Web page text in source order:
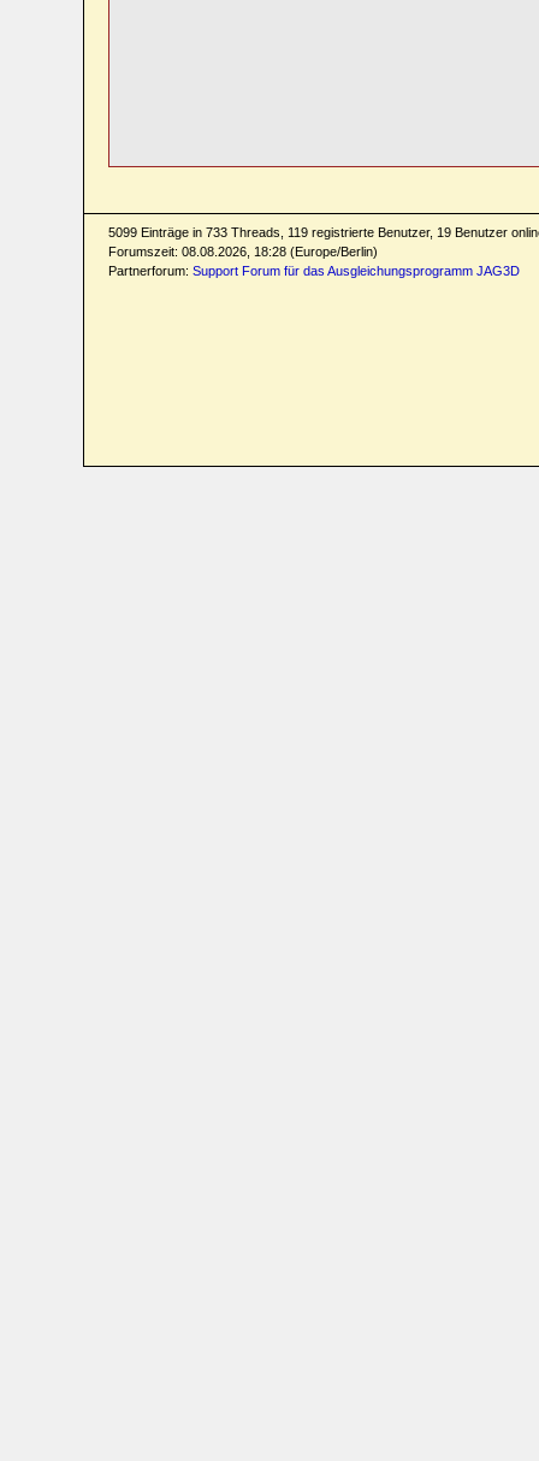
5099 Einträge in 733 Threads, 119 registrierte Benutzer, 19 Benutzer
Forumszeit: 08.08.2026, 18:28 (Europe/Berlin)
Partnerforum: Support Forum für das Ausgleichungsprogramm JAG3D